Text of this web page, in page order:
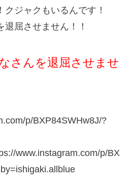
ジャクもいるんです！
退屈させません！！
さんを退屈させませ
p/BXP84SWHw8J/?
www.instagram.com/p/BX